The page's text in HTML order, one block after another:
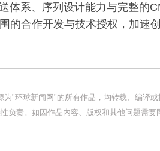
体系、序列设计能力与完整的
的合作开发与技术授权，加速
为"环球新闻网"的所有作品，均转载、编译
负责。如因作品内容、版权和其他问题需